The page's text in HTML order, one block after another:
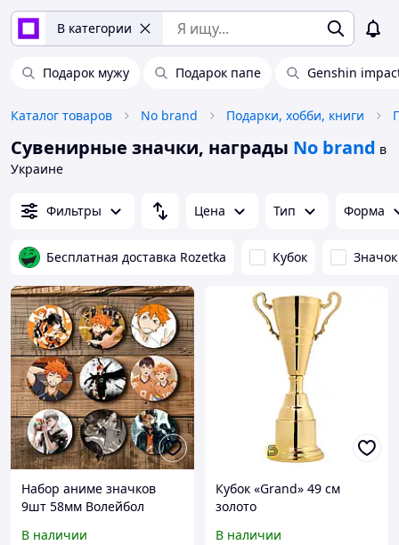
В категории
Подарок мужу Подарок папе Genshin
Каталог товаров No brand Подарки, хобби, книги
Сувенирные значки, награды No brand в
Украине
Фильтры Цена Тип Форма
Бесплатная доставка Rozetka Кубок Значок
Набор аниме значков
9шт 58мм Волейбол
В наличии
Кубок «Grand» 49 см
золото
В наличии